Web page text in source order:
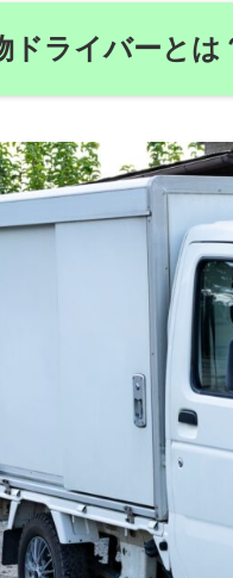
ドライバーと